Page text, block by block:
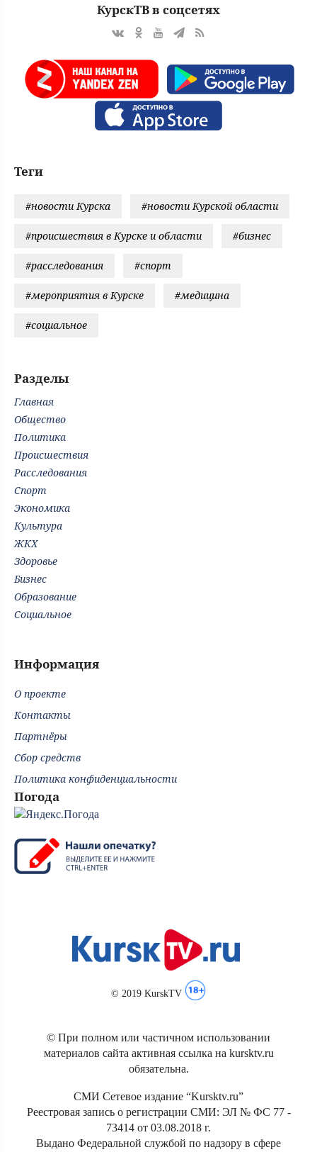
КурскТВ в соцсетях
Теги
#новости Курска #новости Курской области
#происшествия в Курске и области #бизнес
#расследования #спорт
#мероприятия в Курске #медицина
#социальное
Разделы
Главная
Общество
Политика
Происшествия
Расследования
Спорт
Экономика
Культура
ЖКХ
Здоровье
Бизнес
Образование
Социальное
Информация
О проекте
Контакты
Партнёры
Сбор средств
Политика конфиденциальности
Погода
© 2019 KurskTV
© При полном или частичном использовании
материалов сайта активная ссылка на kursktv.ru
обязательна.
СМИ Сетевое издание “Kursktv.ru”
Реестровая запись о регистрации СМИ: ЭЛ № ФС 77 -
73414 от 03.08.2018 г.
Выдано Федеральной службой по надзору в сфере